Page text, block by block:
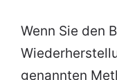
Wenn Sie den
genannten